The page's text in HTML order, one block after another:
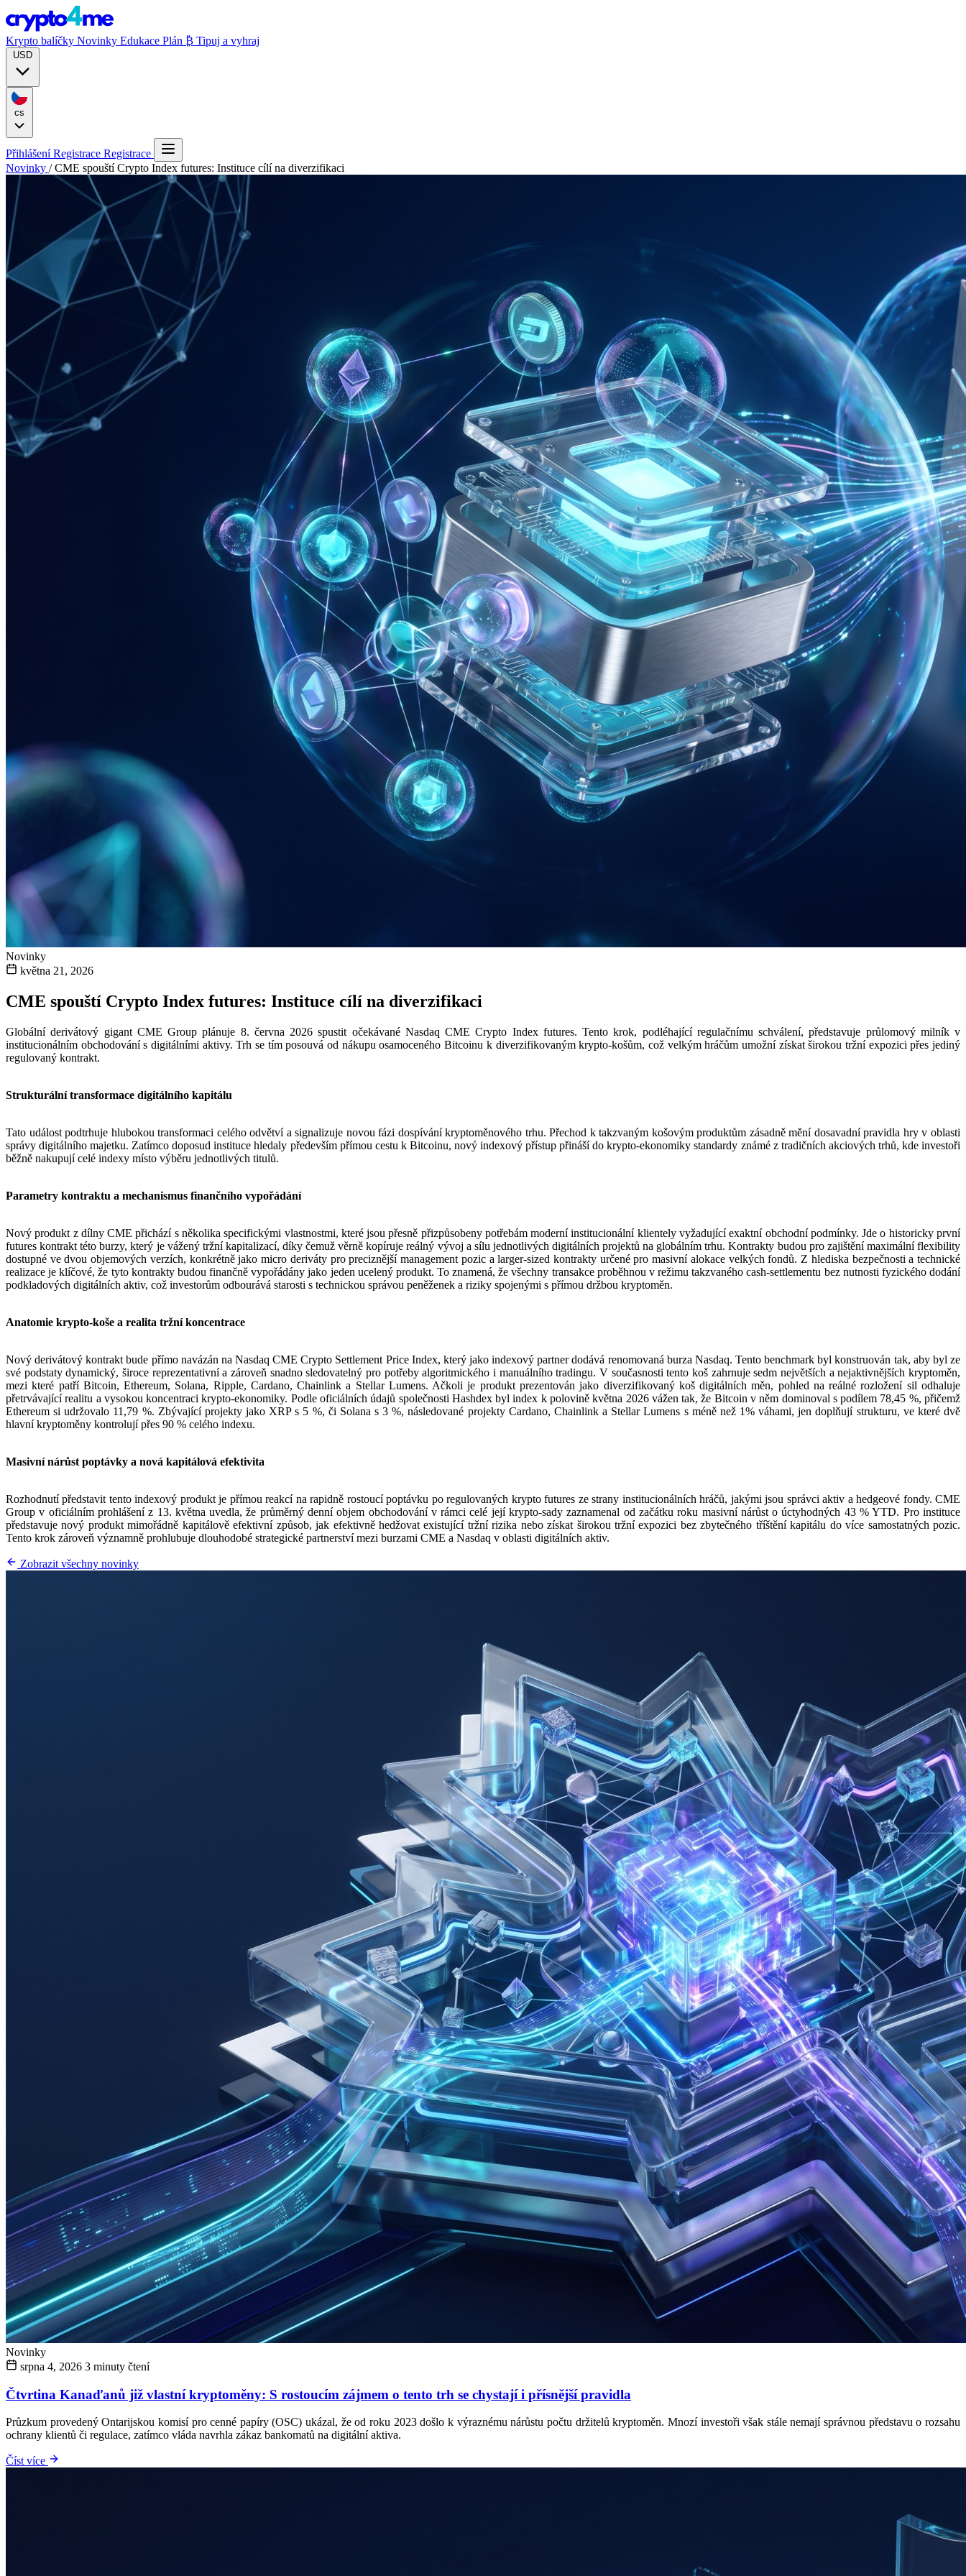
Krypto balíčky Novinky Edukace Plán ₿ Tipuj a vyhraj
PřihlášeníRegistrace Registrace
Novinky / CME spouští Crypto Index futures: Instituce cílí na diverzifikaci
Novinky
května 21, 2026
CME spouští Crypto Index futures: Instituce cílí na diverzifikaci
Globální derivátový gigant CME Group plánuje 8. června 2026 spustit očekávané Nasdaq CME Crypto Index futures. Tento krok, podléhající regulačnímu schválení, představuje průlomový milník v
institucionálním obchodování s digitálními aktivy. Trh se tím posouvá od nákupu osamoceného Bitcoinu k diverzifikovaným krypto-košům, což velkým hráčům umožní získat širokou tržní expozici přes jediný
regulovaný kontrakt.
Strukturální transformace digitálního kapitálu
Tato událost podtrhuje hlubokou transformaci celého odvětví a signalizuje novou fázi dospívání kryptoměnového trhu. Přechod k takzvaným košovým produktům zásadně mění dosavadní pravidla hry v oblasti
správy digitálního majetku. Zatímco doposud instituce hledaly především přímou cestu k Bitcoinu, nový indexový přístup přináší do krypto-ekonomiky standardy známé z tradičních akciových trhů, kde investoři
běžně nakupují celé indexy místo výběru jednotlivých titulů.
Parametry kontraktu a mechanismus finančního vypořádání
Nový produkt z dílny CME přichází s několika specifickými vlastnostmi, které jsou přesně přizpůsobeny potřebám moderní institucionální klientely vyžadující exaktní obchodní podmínky. Jde o historicky první
futures kontrakt této burzy, který je vážený tržní kapitalizací, díky čemuž věrně kopíruje reálný vývoj a sílu jednotlivých digitálních projektů na globálním trhu. Kontrakty budou pro zajištění maximální flexibility
dostupné ve dvou objemových verzích, konkrétně jako micro deriváty pro preciznější management pozic a larger-sized kontrakty určené pro masivní alokace velkých fondů. Z hlediska bezpečnosti a technické
realizace je klíčové, že tyto kontrakty budou finančně vypořádány jako jeden ucelený produkt. To znamená, že všechny transakce proběhnou v režimu takzvaného cash-settlementu bez nutnosti fyzického dodání
podkladových digitálních aktiv, což investorům odbourává starosti s technickou správou peněženek a riziky spojenými s přímou držbou kryptoměn.
Anatomie krypto-koše a realita tržní koncentrace
Nový derivátový kontrakt bude přímo navázán na Nasdaq CME Crypto Settlement Price Index, který jako indexový partner dodává renomovaná burza Nasdaq. Tento benchmark byl konstruován tak, aby byl ze
své podstaty dynamický, široce reprezentativní a zároveň snadno sledovatelný pro potřeby algoritmického i manuálního tradingu. V současnosti tento koš zahrnuje sedm největších a nejaktivnějších kryptoměn,
mezi které patří Bitcoin, Ethereum, Solana, Ripple, Cardano, Chainlink a Stellar Lumens. Ačkoli je produkt prezentován jako diverzifikovaný koš digitálních měn, pohled na reálné rozložení sil odhaluje
přetrvávající realitu a vysokou koncentraci krypto-ekonomiky. Podle oficiálních údajů společnosti Hashdex byl index k polovině května 2026 vážen tak, že Bitcoin v něm dominoval s podílem 78,45 %, přičemž
Ethereum si udržovalo 11,79 %. Zbývající projekty jako XRP s 5 %, či Solana s 3 %, následované projekty Cardano, Chainlink a Stellar Lumens s méně než 1% váhami, jen doplňují strukturu, ve které dvě
hlavní kryptoměny kontrolují přes 90 % celého indexu.
Masivní nárůst poptávky a nová kapitálová efektivita
Rozhodnutí představit tento indexový produkt je přímou reakcí na rapidně rostoucí poptávku po regulovaných krypto futures ze strany institucionálních hráčů, jakými jsou správci aktiv a hedgeové fondy. CME
Group v oficiálním prohlášení z 13. května uvedla, že průměrný denní objem obchodování v rámci celé její krypto-sady zaznamenal od začátku roku masivní nárůst o úctyhodných 43 % YTD. Pro instituce
představuje nový produkt mimořádně kapitálově efektivní způsob, jak efektivně hedžovat existující tržní rizika nebo získat širokou tržní expozici bez zbytečného tříštění kapitálu do více samostatných pozic.
Tento krok zároveň významně prohlubuje dlouhodobé strategické partnerství mezi burzami CME a Nasdaq v oblasti digitálních aktiv.
Zobrazit všechny novinky
Novinky
srpna 4, 2026 3 minuty čtení
Čtvrtina Kanaďanů již vlastní kryptoměny: S rostoucím zájmem o tento trh se chystají i přísnější pravidla
Průzkum provedený Ontarijskou komisí pro cenné papíry (OSC) ukázal, že od roku 2023 došlo k výraznému nárůstu počtu držitelů kryptoměn. Mnozí investoři však stále nemají správnou představu o rozsahu
ochrany klientů či regulace, zatímco vláda navrhla zákaz bankomatů na digitální aktiva.
Číst více